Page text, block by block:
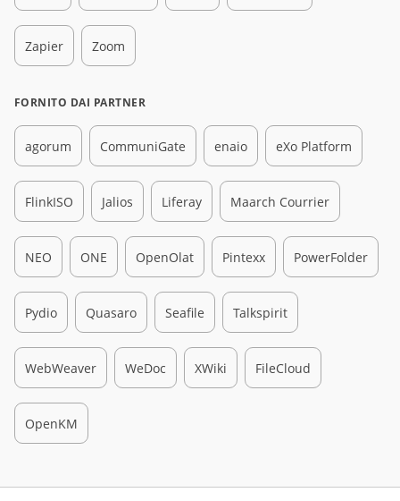
Zapier Zoom
FORNITO DAI PARTNER
agorum CommuniGate enaio eXo Platform
FlinkISO Jalios Liferay Maarch Courrier
NEO ONE OpenOlat Pintexx PowerFolder
Pydio Quasaro Seafile Talkspirit
WebWeaver WeDoc XWiki FileCloud
OpenKM